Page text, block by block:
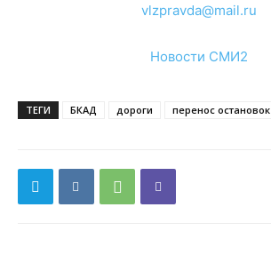
vlzpravda@mail.ru
Новости СМИ2
ТЕГИ БКАД дороги перенос остановок